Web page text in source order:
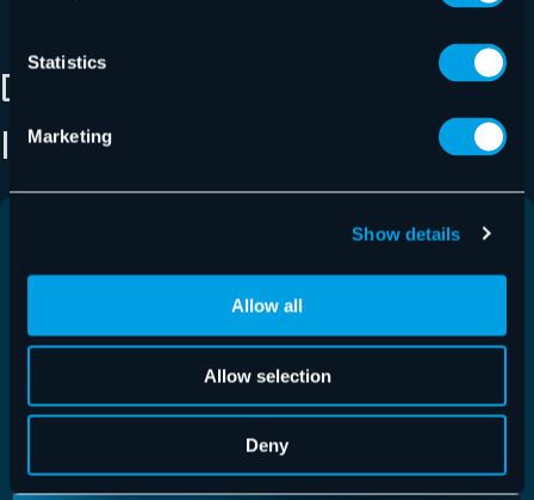
Statistics
Marketing
Show details
Allow all
Allow selection
Deny
DIES KÖNNTE SIE AUCH
INTERESSIEREN